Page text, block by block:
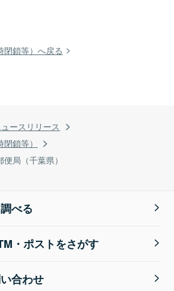
ースリリース
鎖等）
局（千葉県）
閉鎖等）へ戻る
べる
・ポストをさがす
合わせ